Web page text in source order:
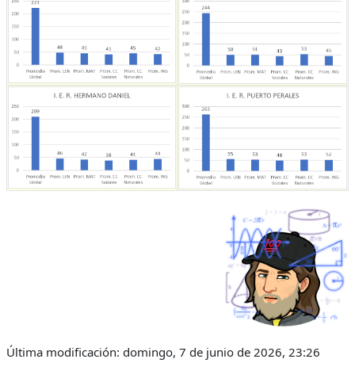
Última modificación: domingo, 7 de junio de 2026, 23:26